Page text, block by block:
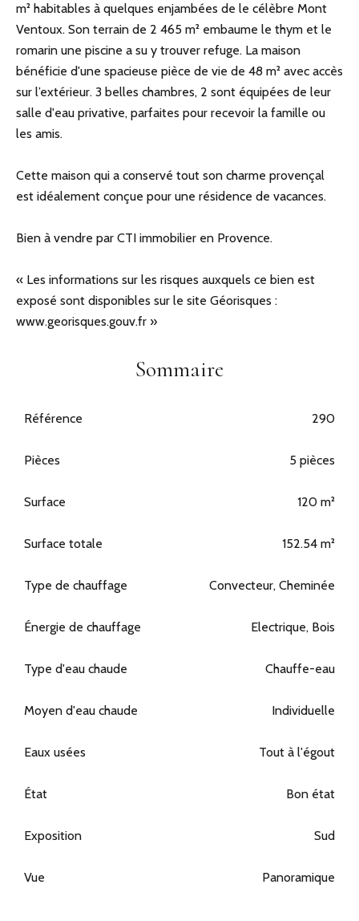
m² habitables à quelques enjambées de le célèbre Mont
Ventoux. Son terrain de 2 465 m² embaume le thym et le
romarin une piscine a su y trouver refuge. La maison
bénéficie d'une spacieuse pièce de vie de 48 m² avec accès
sur l’extérieur. 3 belles chambres, 2 sont équipées de leur
salle d'eau privative, parfaites pour recevoir la famille ou
les amis.
Cette maison qui a conservé tout son charme provençal
est idéalement conçue pour une résidence de vacances.
Bien à vendre par CTI immobilier en Provence.
« Les informations sur les risques auxquels ce bien est
exposé sont disponibles sur le site Géorisques :
www.georisques.gouv.fr »
Sommaire
Référence 290
Pièces 5 pièces
Surface 120 m²
Surface totale 152.54 m²
Type de chauffage Convecteur, Cheminée
Énergie de chauffage Electrique, Bois
Type d'eau chaude Chauffe-eau
Moyen d'eau chaude Individuelle
Eaux usées Tout à l'égout
État Bon état
Exposition Sud
Vue Panoramique